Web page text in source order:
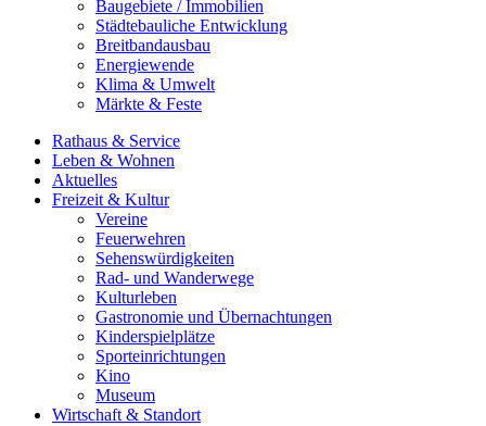
Baugebiete / Immobilien
Städtebauliche Entwicklung
Breitbandausbau
Energiewende
Klima & Umwelt
Märkte & Feste
Rathaus & Service
Leben & Wohnen
Aktuelles
Freizeit & Kultur
Vereine
Feuerwehren
Sehenswürdigkeiten
Rad- und Wanderwege
Kulturleben
Gastronomie und Übernachtungen
Kinderspielplätze
Sporteinrichtungen
Kino
Museum
Wirtschaft & Standort